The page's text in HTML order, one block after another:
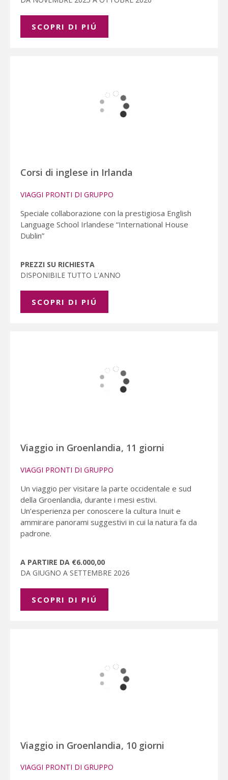
SCOPRI DI PIÚ
Corsi di inglese in Irlanda
VIAGGI PRONTI DI GRUPPO
Speciale collaborazione con la prestigiosa English
Language School Irlandese “International House
Dublin”
PREZZI SU RICHIESTA
DISPONIBILE TUTTO L'ANNO
SCOPRI DI PIÚ
Viaggio in Groenlandia, 11 giorni
VIAGGI PRONTI DI GRUPPO
Un viaggio per visitare la parte occidentale e sud
della Groenlandia, durante i mesi estivi.
Un’esperienza per conoscere la cultura Inuit e
ammirare panorami suggestivi in cui la natura fa da
padrone.
A PARTIRE DA €6.000,00
DA GIUGNO A SETTEMBRE 2026
SCOPRI DI PIÚ
Viaggio in Groenlandia, 10 giorni
VIAGGI PRONTI DI GRUPPO